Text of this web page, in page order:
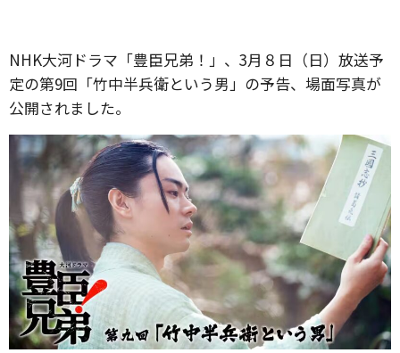
NHK大河ドラマ「豊臣兄弟！」、3月８日（日）放送予
定の第9回「竹中半兵衛という男」の予告、場面写真が
公開されました。